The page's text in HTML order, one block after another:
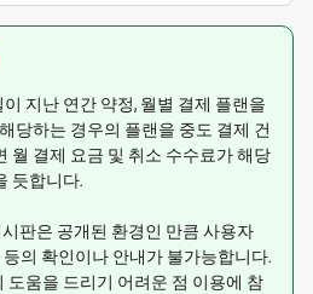
지난 연간 약정, 월별 결제 플랜을
당하는 경우의 플랜을 중도 결제 건
월 결제 요금 및 취소 수수료가 해당
듯합니다.
시판은 공개된 환경인 만큼 사용자
의 확인이나 안내가 불가능합니다.
도움을 드리기 어려운 점 이용에 참